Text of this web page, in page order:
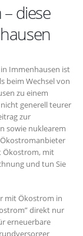
diese
Immenhausen ist
beim Wechsel von
zu einem
generell teurer
zur
sowie nuklearem
Ökostrom, mit
und tun Sie
mit Ökostrom in
direkt nur
erneuerbare